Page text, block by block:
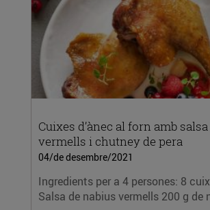
Cuixes d’ànec al forn amb
vermells i chutney de pera
04/de desembre/2021
Ingredients per a 4 persones: 8
Salsa de nabius vermells 200 g de